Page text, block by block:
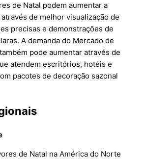
de Natal podem aumentar a
de melhor visualização de
precisas e demonstrações de
A demanda do Mercado de
pode aumentar através de
atendem escritórios, hotéis e
pacotes de decoração sazonal
de Natal na América do Norte